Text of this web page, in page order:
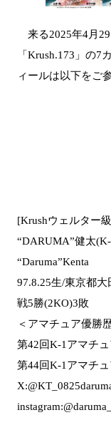
来る2025年4月
「Krush.173」の7
ィールは以下をご
[Krushウェルター
“DARUMA”健太
“Daruma”Kenta
97.8.25生/東京都
戦5勝(2KO)3敗
＜アマチュア優勝
第42回K-1アマチ
第44回K-1アマチ